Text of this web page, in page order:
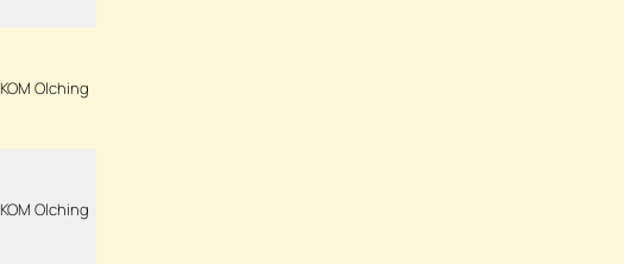
KOM Olching
KOM Olching